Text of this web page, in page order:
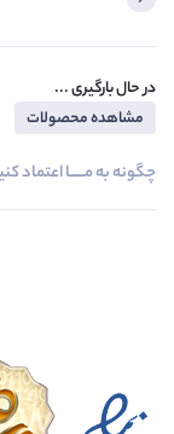
در حال بارگیری ...
مشاهده محصولات
چگونه به مــــــا اعتماد